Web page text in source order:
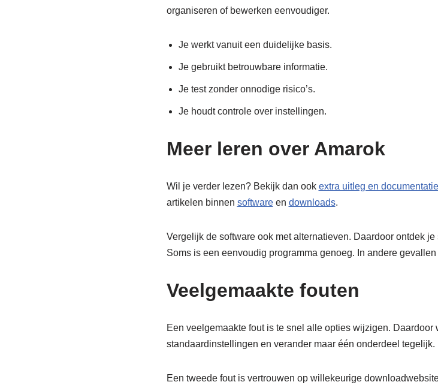
organiseren of bewerken eenvoudiger.
Je werkt vanuit een duidelijke basis.
Je gebruikt betrouwbare informatie.
Je test zonder onnodige risico’s.
Je houdt controle over instellingen.
Meer leren over Amarok
Wil je verder lezen? Bekijk dan ook extra uitleg en documentatie
artikelen binnen softwareen downloads.
Vergelijk de software ook met alternatieven. Daardoor ontdek
Soms is een eenvoudig programma genoeg. In andere
Veelgemaakte fouten
Een veelgemaakte fout is te snel alle opties wijzigen.
standaardinstellingen en verander maar één onderdeel tegelijk.
Een tweede fout is vertrouwen op willekeurige